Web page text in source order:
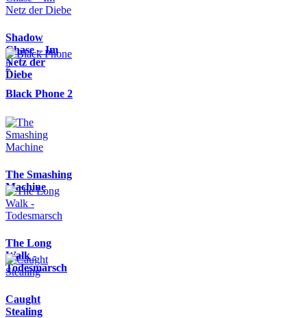
Shadow
Chase – Im
Netz der
Diebe
Black Phone 2
The Smashing
Machine
The Long
Walk -
Todesmarsch
Caught
Stealing